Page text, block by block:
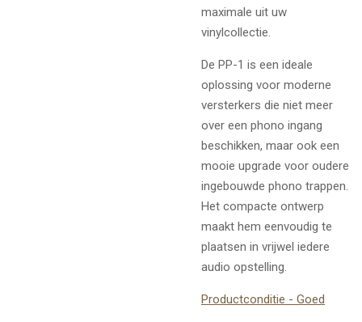
maximale uit uw
vinylcollectie.
De PP-1 is een ideale
oplossing voor moderne
versterkers die niet meer
over een phono ingang
beschikken, maar ook een
mooie upgrade voor oudere
ingebouwde phono trappen.
Het compacte ontwerp
maakt hem eenvoudig te
plaatsen in vrijwel iedere
audio opstelling.
Productconditie - Goed